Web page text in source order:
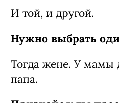
И той, и другой.
Нужно выбрать
Тогда жене. У мамы
папа.